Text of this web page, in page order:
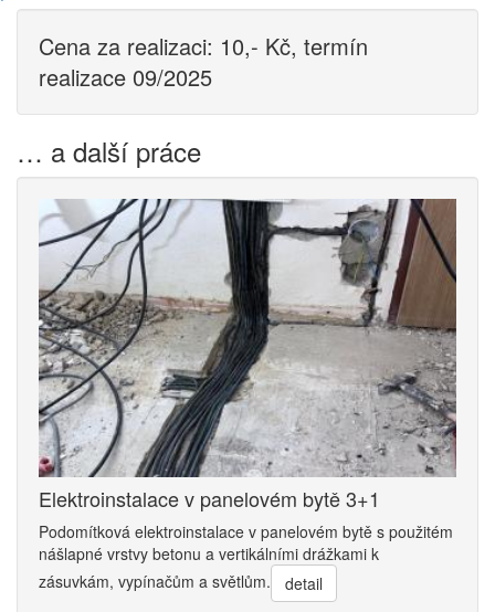
Cena za realizaci: 10,- Kč, termín
realizace 09/2025
… a další práce
Elektroinstalace v panelovém bytě 3+1
Podomítková elektroinstalace v panelovém bytě s použitém
nášlapné vrstvy betonu a vertikálními drážkami k
zásuvkám, vypínačům a světlům.
detail